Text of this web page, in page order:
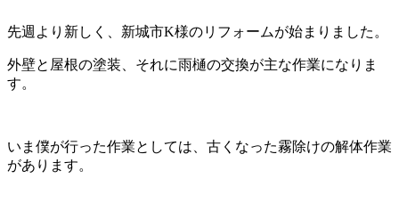
先週より新しく、新城市K様のリフォームが始まりました。
外壁と屋根の塗装、それに雨樋の交換が主な作業になりま
す。
いま僕が行った作業としては、古くなった霧除けの解体作業
があります。